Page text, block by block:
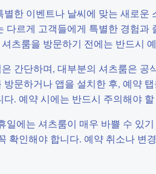
별한 이벤트나 날씨에 맞는 새로
다르게 고객들에게 특별한 경험
츠룸을 방문하기 전에는 반드시
간단하며, 대부분의 셔츠룸은
문하거나 앱을 설치한 후, 예약
. 예약 시에는 반드시 주의해야
일에는 셔츠룸이 매우 바쁠 수 있
확인해야 합니다. 예약 취소나 변